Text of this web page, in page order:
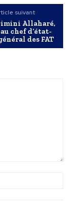
suivant
Allaharé,
chef d’état-
des FAT